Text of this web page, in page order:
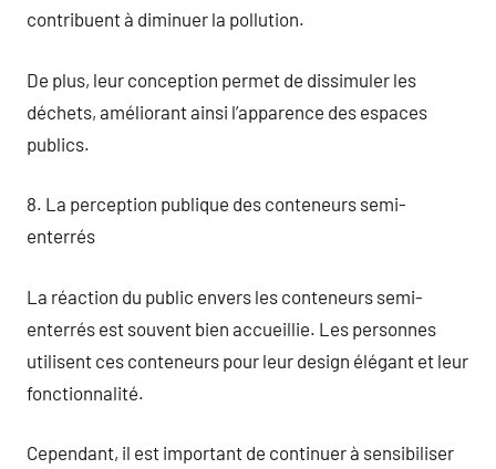
contribuent à diminuer la pollution.
De plus, leur conception permet de dissimuler les
déchets, améliorant ainsi l’apparence des espaces
publics.
8. La perception publique des conteneurs semi-
enterrés
La réaction du public envers les conteneurs semi-
enterrés est souvent bien accueillie. Les personnes
utilisent ces conteneurs pour leur design élégant et leur
fonctionnalité.
Cependant, il est important de continuer à sensibiliser